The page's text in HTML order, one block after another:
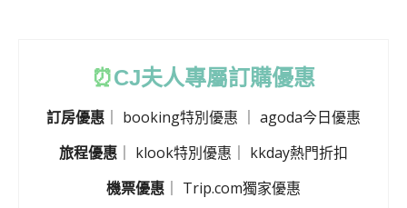
⏰CJ夫人專屬訂購優惠
訂房優惠 booking特別優惠
agoda今日優惠
旅程優惠
klook特別優惠
kkday熱門折扣
機票優惠
Trip.com獨家優惠